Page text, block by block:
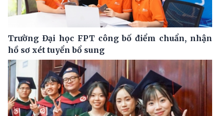
Trường Đại học FPT công bố điểm chuẩn, nhận
hồ sơ xét tuyển bổ sung